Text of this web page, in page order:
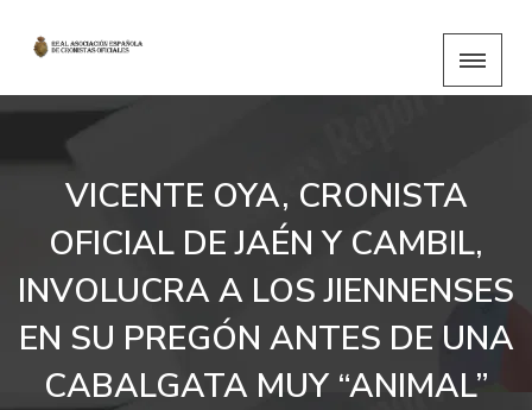
VICENTE OYA, CRONISTA
OFICIAL DE JAÉN Y CAMBIL,
INVOLUCRA A LOS JIENNENSES
EN SU PREGÓN ANTES DE UNA
CABALGATA MUY “ANIMAL”